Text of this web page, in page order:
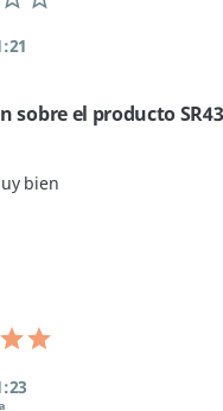
sobre el producto
bien